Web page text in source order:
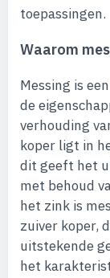
toepassingen.
Waarom
Messing is
de
verhouding
koper ligt in
dit geeft het
met behoud
het zink is
zuiver koper,
uitstekende
het